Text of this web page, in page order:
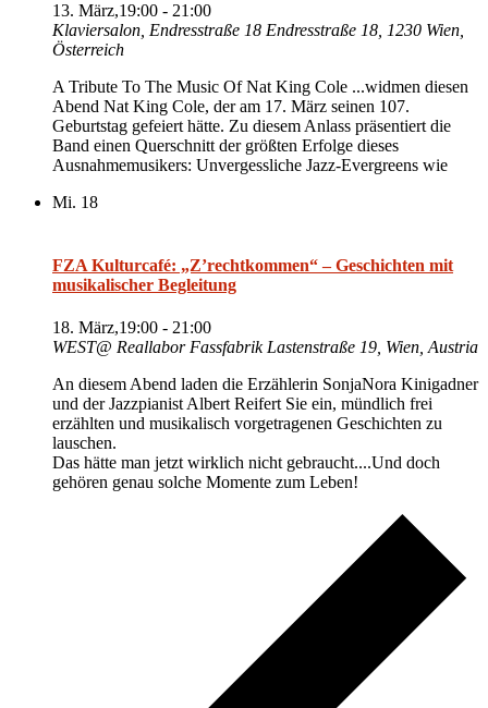
13. März,19:00 - 21:00
Klaviersalon, Endresstraße 18 Endresstraße 18, 1230 Wien,
Österreich
A Tribute To The Music Of Nat King Cole ...widmen diesen
Abend Nat King Cole, der am 17. März seinen 107.
Geburtstag gefeiert hätte. Zu diesem Anlass präsentiert die
Band einen Querschnitt der größten Erfolge dieses
Ausnahmemusikers: Unvergessliche Jazz-Evergreens wie
Mi. 18
FZA Kulturcafé: „Z’rechtkommen“ – Geschichten mit
musikalischer Begleitung
18. März,19:00 - 21:00
WEST@ Reallabor Fassfabrik Lastenstraße 19, Wien, Austria
An diesem Abend laden die Erzählerin SonjaNora Kinigadner
und der Jazzpianist Albert Reifert Sie ein, mündlich frei
erzählten und musikalisch vorgetragenen Geschichten zu
lauschen.
Das hätte man jetzt wirklich nicht gebraucht....Und doch
gehören genau solche Momente zum Leben!